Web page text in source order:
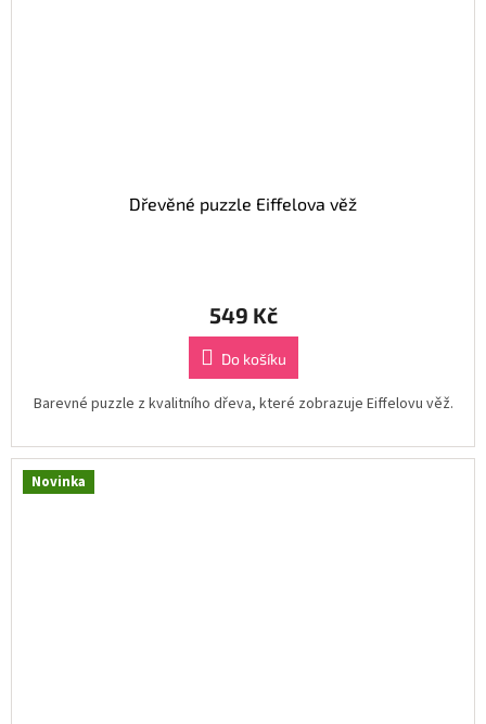
Dřevěné puzzle Eiffelova věž
549 Kč
Do košíku
Barevné puzzle z kvalitního dřeva, které zobrazuje Eiffelovu věž.
Novinka